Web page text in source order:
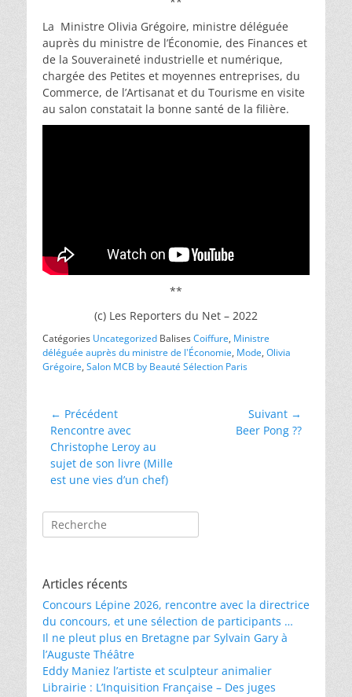
La Ministre Olivia Grégoire, ministre déléguée
auprès du ministre de l’Économie, des Finances et
de la Souveraineté industrielle et numérique,
chargée des Petites et moyennes entreprises, du
Commerce, de l’Artisanat et du Tourisme en visite
au salon constatait la bonne santé de la filière.
**
(c) Les Reporters du Net – 2022
Catégories Uncategorized BalisesCoiffure, Ministre
déléguée auprès du ministre de l'Économie, Mode, Olivia
Grégoire, Salon MCB by Beauté Sélection Paris
Navigation
de
l’article
← Précédent
Article
précédent :
Rencontre avec
Christophe Leroy au
sujet de son livre (Mille
est une vies d’un chef)
Suivant →
Beer Pong ??
Rechercher :
Articles récents
Concours Lépine 2026, rencontre avec la directrice
du concours, et une sélection de participants …
Il ne pleut plus en Bretagne par Sylvain Gary à
l’Auguste Théâtre
Eddy Maniez l’artiste et sculpteur animalier
Librairie : L’Inquisition Française – Des juges